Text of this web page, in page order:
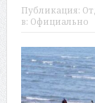
Публикация:
в: Официально